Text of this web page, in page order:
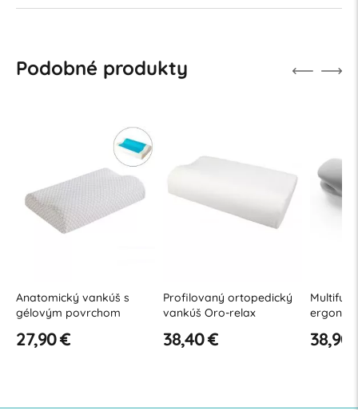
Podobné produkty
Anatomický vankúš s
gélovým povrchom
27,90 €
Profilovaný ortopedický
vankúš Oro-relax
38,40 € 38,90